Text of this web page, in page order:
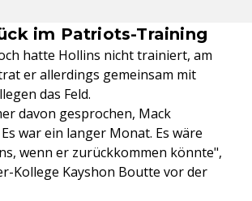
im Patriots-Training
hatte Hollins nicht trainiert, am
er allerdings gemeinsam mit
das Feld.
davon gesprochen, Mack
war ein langer Monat. Es wäre
wenn er zurückkommen könnte",
Kollege Kayshon Boutte vor der